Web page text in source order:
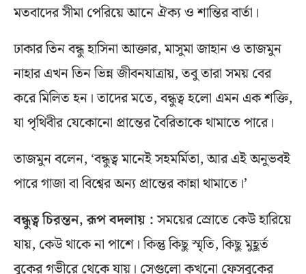
মতবাদের সীমা পেরিয়ে আনে ঐক্য ও শান্তির বার্তা।
ঢাকার তিন বন্ধু হাসিনা আক্তার, মাসুমা জাহান ও তাজমুন
নাহার এখন তিন ভিন্ন জীবনযাত্রায়, তবু তারা সময় বের
করে মিলিত হন। তাদের মতে, বন্ধুত্ব হলো এমন এক শক্তি,
যা পৃথিবীর যেকোনো প্রান্তের বৈরিতাকে থামাতে পারে।
তাজমুন বলেন, ‘বন্ধুত্ব মানেই সহমর্মিতা, আর এই অনুভবই
পারে গাজা বা বিশ্বের অন্য প্রান্তের কান্না থামাতে।’
বন্ধুত্ব চিরন্তন, রূপ বদলায় :সময়ের স্রোতে কেউ হারিয়ে
যায়, কেউ থাকে না পাশে। কিন্তু কিছু স্মৃতি, কিছু মুহূর্ত
বুকের গভীরে থেকে যায়। সেগুলো কখনো ফেসবুকের